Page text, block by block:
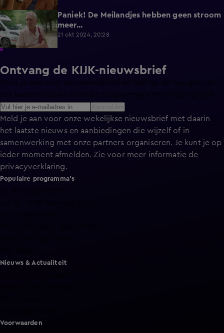
4:14
Paniek! De Meilandjes hebben geen stroom
meer...
21 okt 2024, 20:28
Ontvang de KIJK-nieuwsbrief
Meld je aan voor de nieuwsbrief en blijf op de hoogte van
Meld je aan voor onze wekelijkse nieuwsbrief met daarin
het laatste nieuws en aanbiedingen die wijzelf of in
samenwerking met onze partners organiseren. Je kunt je op
ieder moment afmelden. Zie voor meer informatie de
privacyverklaring.
Populaire programma's
Nieuws & Actualiteit
Voorwaarden